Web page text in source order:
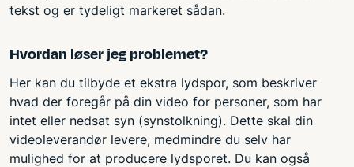
tekst og er tydeligt markeret sådan.
Hvordan løser jeg problemet?
Her kan du tilbyde et ekstra lydspor, som beskriver
hvad der foregår på din video for personer, som har
intet eller nedsat syn (synstolkning). Dette skal din
videoleverandør levere, medmindre du selv har
mulighed for at producere lydsporet. Du kan også